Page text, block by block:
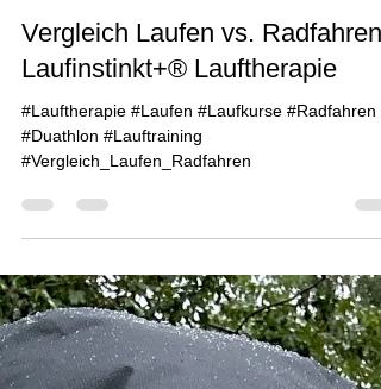
Dr. Burkhard Boenigk
6. Sept. 2024
Vergleich Laufen vs. Radfahren |
Laufinstinkt+® Lauftherapie
#Lauftherapie #Laufen #Laufkurse #Radfahren
#Duathlon #Lauftraining
#Vergleich_Laufen_Radfahren